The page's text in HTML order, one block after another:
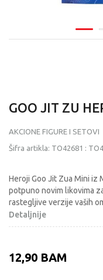
GOO JIT ZU
AKCIONE FIGURE I SETOVI
Šifra artikla: TO42681 :
Heroji Goo Jit Zua Mini iz
potpuno novim likovima
rastegljive verzije vaših
Detaljnije
12,90 BAM